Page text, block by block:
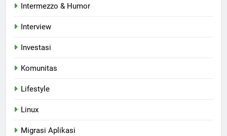
Intermezzo & Humor
Interview
Investasi
Komunitas
Lifestyle
Linux
Migrasi Aplikasi